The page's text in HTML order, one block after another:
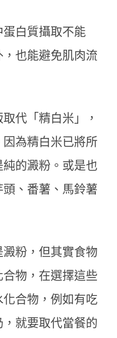
蛋白質攝取不能
也能避免肌肉流
取代「精白米」，
為精白米已將所
的澱粉。或是也
、番薯、馬鈴薯
澱粉，但其實食物
物，在選擇這些
合物，例如有吃
就要取代當餐的